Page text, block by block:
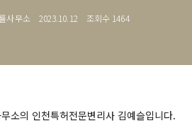
사무소 2023.10.12 조회수 1464
소의 인천특허전문변리사 김예슬입니다.